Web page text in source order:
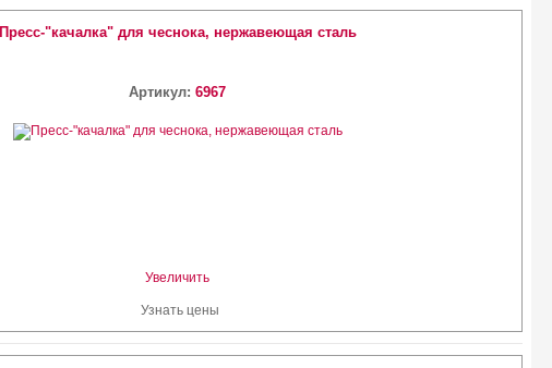
Пресс-"качалка" для чеснока, нержавеющая сталь
Артикул:6967
Увеличить
Узнать цены